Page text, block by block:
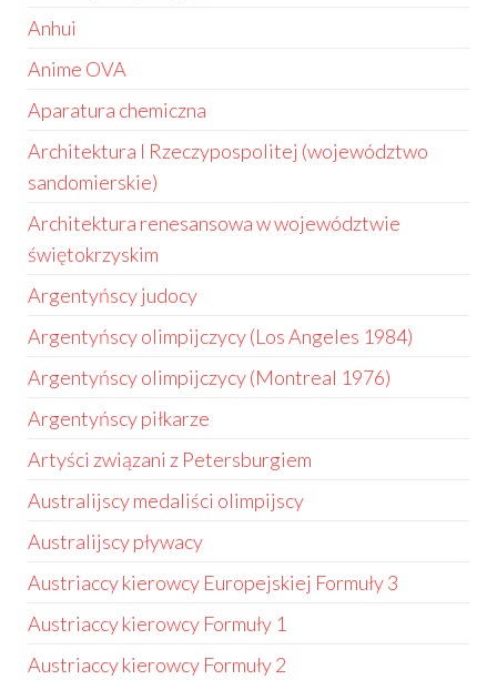
Anhui
Anime OVA
Aparatura chemiczna
Architektura I Rzeczypospolitej (województwo
sandomierskie)
Architektura renesansowa w województwie
świętokrzyskim
Argentyńscy judocy
Argentyńscy olimpijczycy (Los Angeles 1984)
Argentyńscy olimpijczycy (Montreal 1976)
Argentyńscy piłkarze
Artyści związani z Petersburgiem
Australijscy medaliści olimpijscy
Australijscy pływacy
Austriaccy kierowcy Europejskiej Formuły 3
Austriaccy kierowcy Formuły 1
Austriaccy kierowcy Formuły 2